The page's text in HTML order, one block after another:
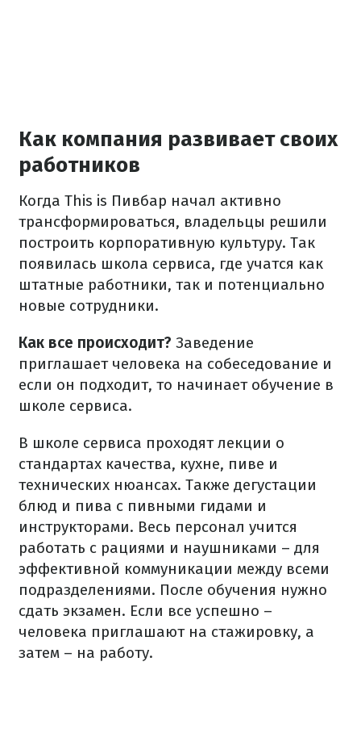
Как компания развивает своих
работников
Когда This is Пивбар начал активно
трансформироваться, владельцы решили
построить корпоративную культуру. Так
появилась школа сервиса, где учатся как
штатные работники, так и потенциально
новые сотрудники.
Как все происходит? Заведение
приглашает человека на собеседование и
если он подходит, то начинает обучение в
школе сервиса.
В школе сервиса проходят лекции о
стандартах качества, кухне, пиве и
технических нюансах. Также дегустации
блюд и пива с пивными гидами и
инструкторами. Весь персонал учится
работать с рациями и наушниками – для
эффективной коммуникации между всеми
подразделениями. После обучения нужно
сдать экзамен. Если все успешно –
человека приглашают на стажировку, а
затем – на работу.